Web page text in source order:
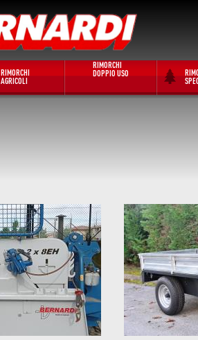
RIMORCHI
AGRICOLI
RIMORCHI
DOPPIO USO